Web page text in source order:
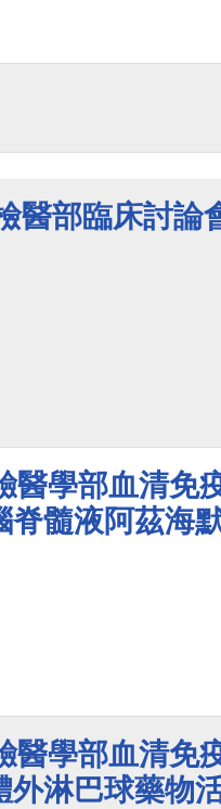
醫部臨床討論
醫學部血清免
脊髓液阿茲海
醫學部血清免
外淋巴球藥物